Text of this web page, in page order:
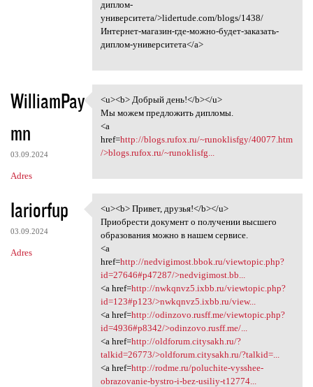
диплом-
университета/>lidertude.com/blogs/1438/
Интернет-магазин-где-можно-будет-заказать-
диплом-университета</a>
WilliamPay
mn
03.09.2024
Adres
<u><b> Добрый день!</b></u>
<u><b> Добрый день!</b></u>
Мы можем предложить дипломы.
<a
href=http://blogs.rufox.ru/~runoklisfgy/40077.htm
/>blogs.rufox.ru/~runoklisfg...
Iariorfup
03.09.2024
Adres
<u><b> Привет, друзья!</b></u
<u><b> Привет, друзья!</b></u>
Приобрести документ о получении высшего
образования можно в нашем сервисе.
<a
href=http://nedvigimost.bbok.ru/viewtopic.php?
id=27646#p47287/>nedvigimost.bb...
<a href=http://nwkqnvz5.ixbb.ru/viewtopic.php?
id=123#p123/>nwkqnvz5.ixbb.ru/view...
<a href=http://odinzovo.rusff.me/viewtopic.php?
id=4936#p8342/>odinzovo.rusff.me/...
<a href=http://oldforum.citysakh.ru/?
talkid=26773/>oldforum.citysakh.ru/?talkid=...
<a href=http://rodme.ru/poluchite-vysshee-
obrazovanie-bystro-i-bez-usiliy-t12774...